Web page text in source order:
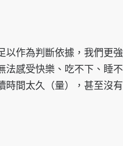
以作為判斷依據，我們更強
法感受快樂、吃不下、睡不
間太久（量），甚至沒有